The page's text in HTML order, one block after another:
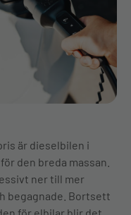
är dieselbilen i
den breda massan.
ner till mer
begagnade. Bortsett